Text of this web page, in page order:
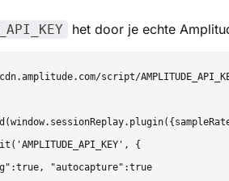
het door je echte
script/
{
"autocapture":true